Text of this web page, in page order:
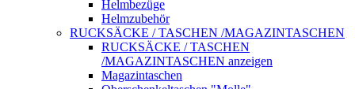
Helmbezüge
Helmzubehör
RUCKSÄCKE / TASCHEN /MAGAZINTASCHEN
RUCKSÄCKE / TASCHEN
/MAGAZINTASCHEN anzeigen
Magazintaschen